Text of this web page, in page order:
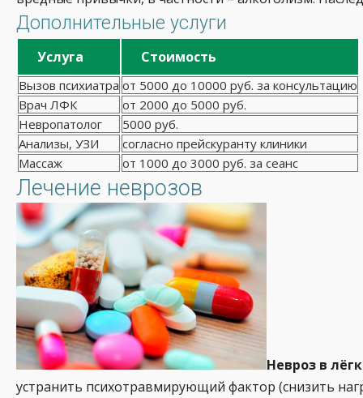
Дополнительные услуги
Услуга Стоимость
Вызов психиатра от 5000 до 10000 руб. за консультацию
Врач ЛФК
от 2000 до 5000 руб.
Невропатолог
5000 руб.
Анализы, УЗИ
согласно прейскуранту клиники
Массаж
от 1000 до 3000 руб. за сеанс
Лечение неврозов
Невроз в
устранить психотравмирующий фактор (снизить